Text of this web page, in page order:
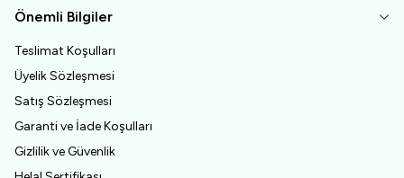
Önemli Bilgiler
Teslimat Koşulları
Üyelik Sözleşmesi
Satış Sözleşmesi
Garanti ve İade Koşulları
Gizlilik ve Güvenlik